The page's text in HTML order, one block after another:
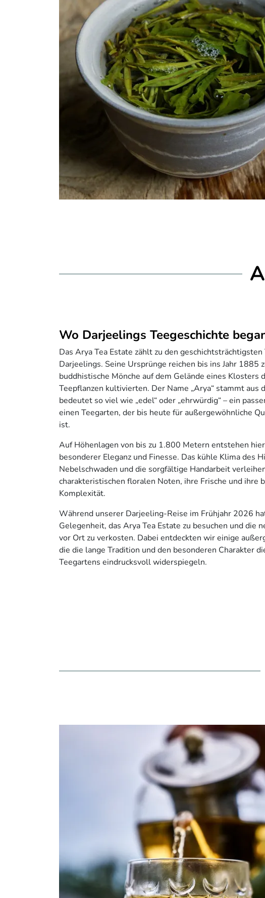
Wo Darjeelings Teegeschichte
Das Arya Tea Estate zählt zu den geschichtsträchtigsten
Darjeelings. Seine Ursprünge reichen bis ins Jahr 1885
buddhistische Mönche auf dem Gelände eines Klosters
Teepflanzen kultivierten. Der Name „Arya“ stammt aus
bedeutet so viel wie „edel“ oder „ehrwürdig“ – ein
einen Teegarten, der bis heute für außergewöhnliche
ist.
Auf Höhenlagen von bis zu 1.800 Metern entstehen
besonderer Eleganz und Finesse. Das kühle Klima des
Nebelschwaden und die sorgfältige Handarbeit
charakteristischen floralen Noten, ihre Frische und ihre
Komplexität.
Während unserer Darjeeling-Reise im Frühjahr 2026
Gelegenheit, das Arya Tea Estate zu besuchen und die
vor Ort zu verkosten. Dabei entdeckten wir einige
die die lange Tradition und den besonderen Charakter
Teegartens eindrucksvoll widerspiegeln.